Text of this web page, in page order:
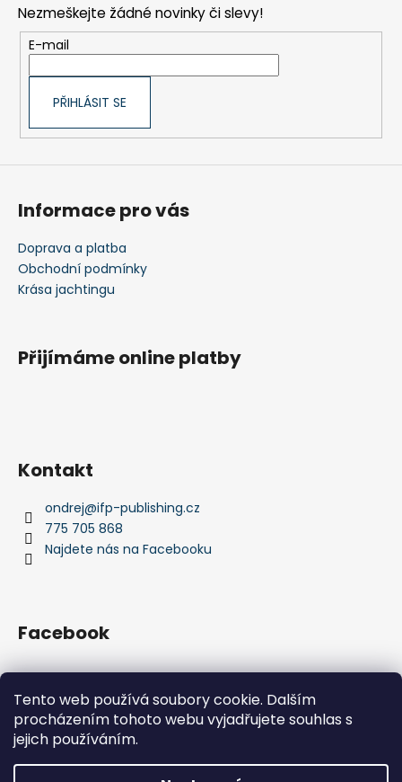
Tento web používá soubory cookie. Dalším
procházením tohoto webu vyjadřujete souhlas s
jejich používáním.
a
c
í
p
k
v
Nezmeškejte žádné novinky či slevy!
E-mail
PŘIHLÁSIT SE
Informace pro vás
Doprava a platba
Obchodní podmínky
Krása jachtingu
Přijímáme online platby
Kontakt
ondrej@ifp-publishing.cz
775 705 868
Najdete nás na Facebooku
Facebook
IFP Publishing Krása jachtingu